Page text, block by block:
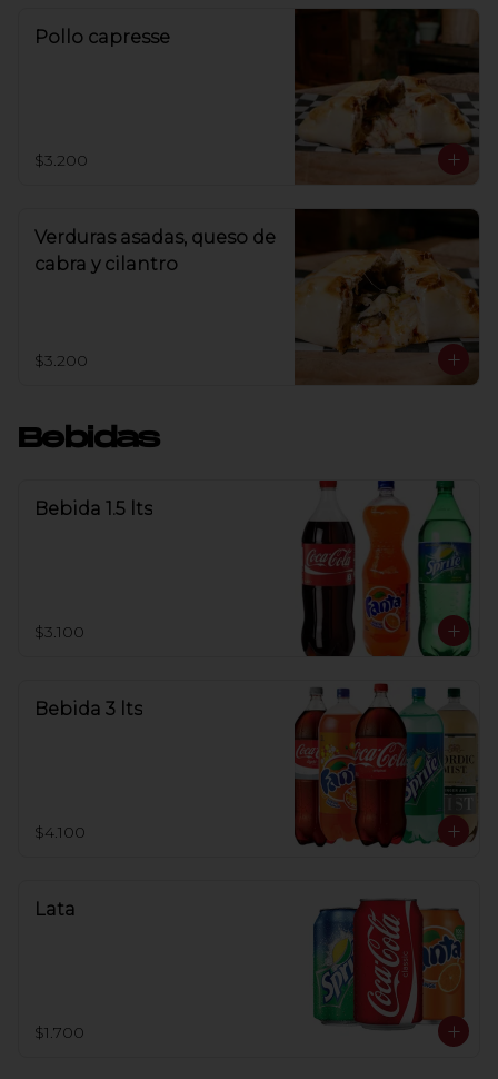
Pollo capresse
$3.200
Verduras asadas, queso de
cabra y cilantro
$3.200
Bebidas
Bebida 1.5 lts
$3.100
Bebida 3 lts
$4.100
Lata
$1.700